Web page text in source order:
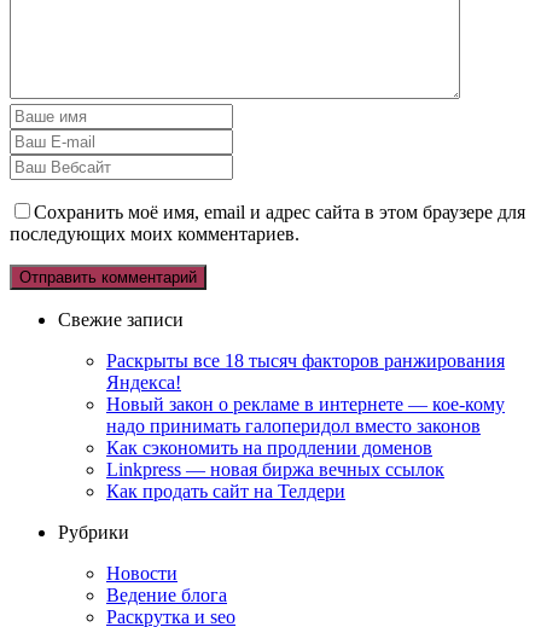
Сохранить моё имя, email и адрес сайта в этом браузере для
последующих моих комментариев.
Свежие записи
Раскрыты все 18 тысяч факторов ранжирования
Яндекса!
Новый закон о рекламе в интернете — кое-кому
надо принимать галоперидол вместо законов
Как сэкономить на продлении доменов
Linkpress — новая биржа вечных ссылок
Как продать сайт на Телдери
Рубрики
Новости
Ведение блога
Раскрутка и seo